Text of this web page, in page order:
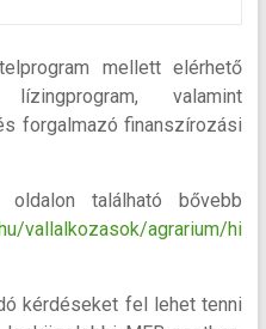
mellett elérhető
valamint
forgalmazó finanszírozási
található bővebb
vallalkozasok/agrarium/hi
kérdéseket fel lehet tenni